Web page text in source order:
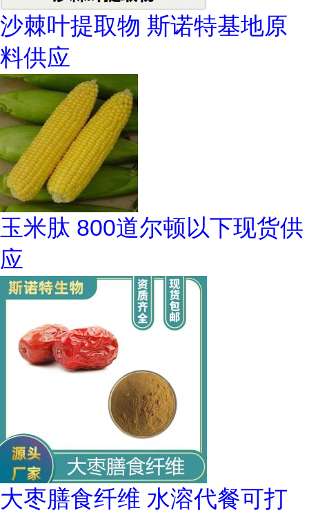
沙棘叶提取物 斯诺特基地原
料供应
玉米肽 800道尔顿以下现货供
应
大枣膳食纤维 水溶代餐可打